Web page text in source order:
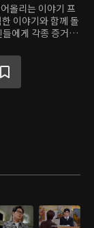
올리는 이야기 프
이야기와 함께 돌
에게 각종 증거와